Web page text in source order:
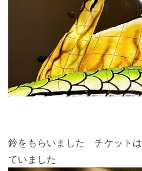
鈴をもらいました チケットは
ていました